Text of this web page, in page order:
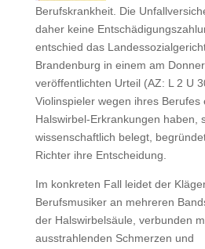
Berufskrankheit. Die
daher keine
entschied das
Brandenburg in einem am
veröffentlichten Urteil (AZ: L 2 U
Violinspieler wegen ihres
Halswirbel-Erkrankungen haben,
wissenschaftlich belegt,
Richter ihre Entscheidung.
Im konkreten Fall leidet der
Berufsmusiker an mehreren
der Halswirbelsäule, verbunden
ausstrahlenden Schmerzen und